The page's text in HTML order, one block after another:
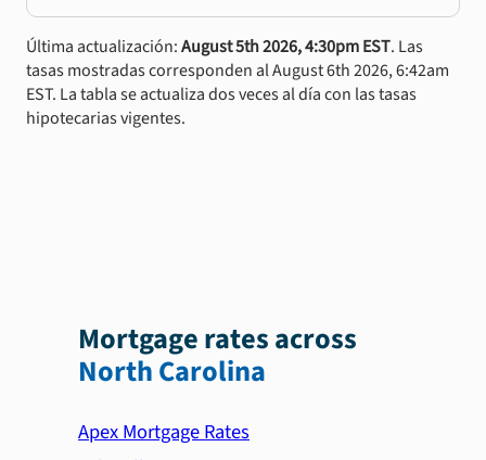
Última actualización:August 5th 2026, 4:30pm EST. Las
tasas mostradas corresponden al August 6th 2026, 6:42am
EST. La tabla se actualiza dos veces al día con las tasas
hipotecarias vigentes.
Mortgage rates across
North Carolina
Apex Mortgage Rates